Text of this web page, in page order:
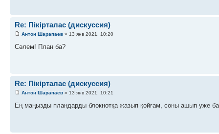
Re: Пікірталас (дискуссия)
Антон Шарапаев » 13 янв 2021, 10:20
Сәлем! План ба?
Re: Пікірталас (дискуссия)
Антон Шарапаев » 13 янв 2021, 10:21
Ең маңызды пландарды блокнотқа жазып қойғам, соны ашып уже